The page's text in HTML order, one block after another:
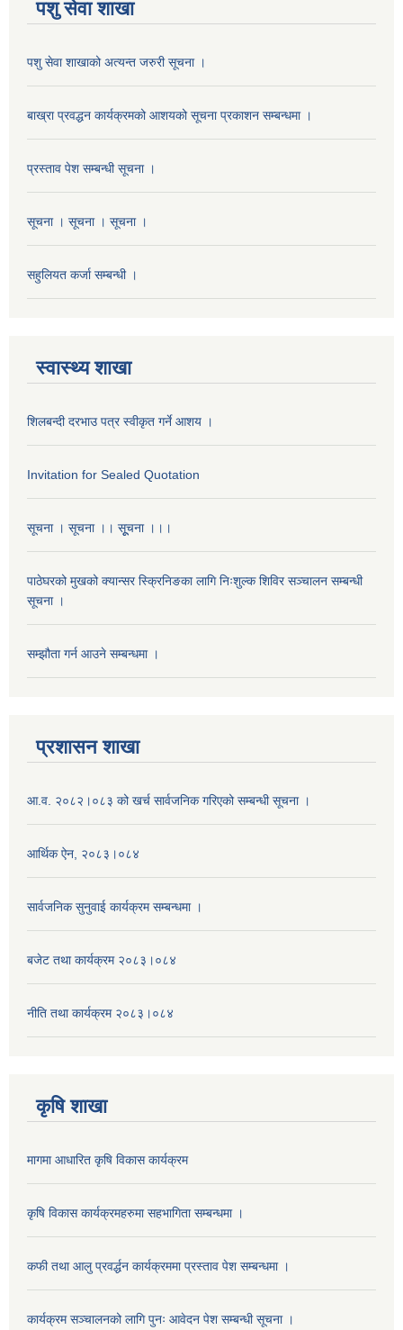
पशु सेवा शाखा
पशु सेवा शाखाको अत्यन्त जरुरी सूचना ।
बाख्रा प्रवद्धन कार्यक्रमको आशयको सूचना प्रकाशन सम्बन्धमा ।
प्रस्ताव पेश सम्बन्धी सूचना ।
सूचना । सूचना । सूचना ।
सहुलियत कर्जा सम्बन्धी ।
स्वास्थ्य शाखा
शिलबन्दी दरभाउ पत्र स्वीकृत गर्ने आशय ।
Invitation for Sealed Quotation
सूचना । सूचना ।। सूूचना ।।।
पाठेघरको मुखको क्यान्सर स्क्रिनिङका लागि निःशुल्क शिविर सञ्चालन सम्बन्धी
सूचना ।
सम्झौता गर्न आउने सम्बन्धमा ।
प्रशासन शाखा
आ.व. २०८२।०८३ को खर्च सार्वजनिक गरिएको सम्बन्धी सूचना ।
आर्थिक ऐन, २०८३।०८४
सार्वजनिक सुनुवाई कार्यक्रम सम्बन्धमा ।
बजेट तथा कार्यक्रम २०८३।०८४
नीति तथा कार्यक्रम २०८३।०८४
कृषि शाखा
मागमा आधारित कृषि विकास कार्यक्रम
कृषि विकास कार्यक्रमहरुमा सहभागिता सम्बन्धमा ।
कफी तथा आलु प्रवर्द्धन कार्यक्रममा प्रस्ताव पेश सम्बन्धमा ।
कार्यक्रम सञ्चालनको लागि पुनः आवेदन पेश सम्बन्धी सूचना ।